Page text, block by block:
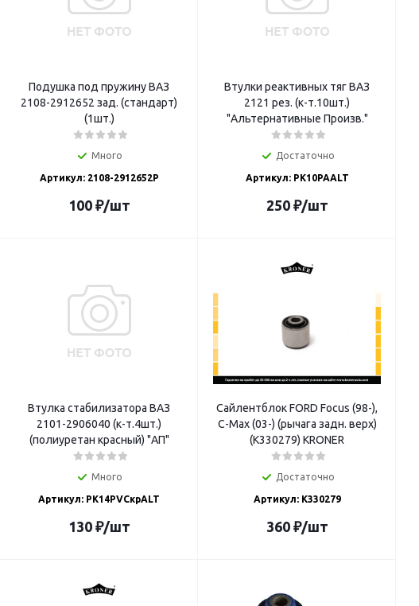
Подушка под пружину ВАЗ
2108-2912652 зад. (стандарт)
(1шт.)
Много
Артикул: 2108-2912652P
100₽/шт
Втулки реактивных тяг ВАЗ
2121 рез. (к-т.10шт.)
"Альтернативные Произв."
Достаточно
Артикул: РК10PAALT
250₽/шт
Втулка стабилизатора ВАЗ
2101-2906040 (к-т.4шт.)
(полиуретан красный) "АП"
Много
Артикул: РК14PVCкрALT
130₽/шт
Сайлентблок FORD Focus (98-),
C-Max (03-) (рычага задн. верх)
(K330279) KRONER
Достаточно
Артикул: K330279
360₽/шт